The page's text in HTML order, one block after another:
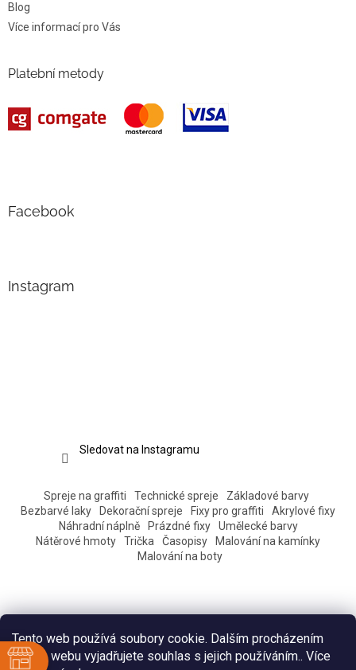
Tento web používá soubory cookie. Dalším procházením
tohoto webu vyjadřujete souhlas s jejich používáním.. Více
Blog
Více informací pro Vás
Platební metody
Facebook
Instagram
Sledovat na Instagramu
Spreje na graffiti Technické spreje
Základové barvy
Bezbarvé laky
Dekorační spreje Fixy pro graffiti
Akrylové fixy
Náhradní náplně
Prázdné fixy
Umělecké barvy
Nátěrové hmoty
Trička Časopisy
Malování na kamínky
Malování na boty